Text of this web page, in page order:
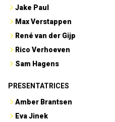
Jake Paul
Max Verstappen
René van der Gijp
Rico Verhoeven
Sam Hagens
PRESENTATRICES
Amber Brantsen
Eva Jinek